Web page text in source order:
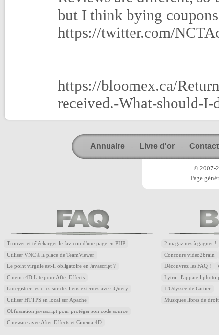
but I think bying
https://twitter.com/
https://bloomex.ca/
received.-What-should-I-
Annuaire - Livre d'or - Contact
© 2007-
Page
Trouver et télécharger le favicon d'une page en PHP
Utiliser VNC à la place de TeamViewer
Le point virgule est-il obligatoire en Javascript ?
Cinema 4D Lite pour After Effects
Enregistrer les clics sur des liens externes avec jQuery
Utiliser HTTPS en local sur Apache
Obfuscation javascript pour protéger son code source
Cineware avec After Effects et Cinema 4D
2 magazines à gagner !
Concours video2brain
Découvrez les FAQ !
Lytro : l'appareil photo
L'Odyssée de Cartier
Musiques libres de